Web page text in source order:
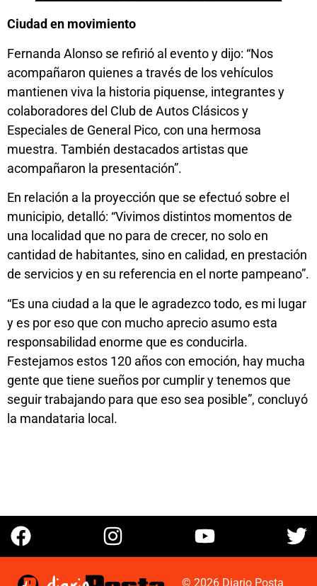
Ciudad en movimiento
Fernanda Alonso se refirió al evento y dijo: “Nos
acompañaron quienes a través de los vehículos
mantienen viva la historia piquense, integrantes y
colaboradores del Club de Autos Clásicos y
Especiales de General Pico, con una hermosa
muestra. También destacados artistas que
acompañaron la presentación”.
En relación a la proyección que se efectuó sobre el
municipio, detalló: “Vivimos distintos momentos de
una localidad que no para de crecer, no solo en
cantidad de habitantes, sino en calidad, en prestación
de servicios y en su referencia en el norte pampeano”.
“Es una ciudad a la que le agradezco todo, es mi lugar
y es por eso que con mucho aprecio asumo esta
responsabilidad enorme que es conducirla.
Festejamos estos 120 años con emoción, hay mucha
gente que tiene sueños por cumplir y tenemos que
seguir trabajando para que eso sea posible”, concluyó
la mandataria local.
© 2026 Diario Posta